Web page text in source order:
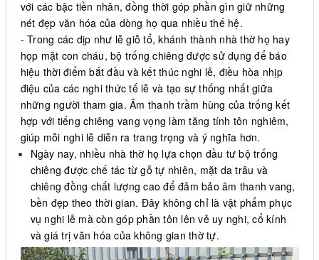
với các bậc tiền nhân, đồng thời góp phần gìn giữ những
nét đẹp văn hóa của dòng họ qua nhiều thế hệ.
- Trong các dịp như lễ giỗ tổ, khánh thành nhà thờ họ hay
họp mặt con cháu, bộ trống chiêng được sử dụng để báo
hiệu thời điểm bắt đầu và kết thúc nghi lễ, điều hòa nhịp
điệu của các nghi thức tế lễ và tạo sự thống nhất giữa
những người tham gia. Âm thanh trầm hùng của trống kết
hợp với tiếng chiêng vang vọng làm tăng tính tôn nghiêm,
giúp mỗi nghi lễ diễn ra trang trọng và ý nghĩa hơn.
Ngày nay, nhiều nhà thờ họ lựa chọn đầu tư bộ trống
chiêng được chế tác từ gỗ tự nhiên, mặt da trâu và
chiêng đồng chất lượng cao để đảm bảo âm thanh vang,
bền đẹp theo thời gian. Đây không chỉ là vật phẩm phục
vụ nghi lễ mà còn góp phần tôn lên vẻ uy nghi, cổ kính
và giá trị văn hóa của không gian thờ tự.